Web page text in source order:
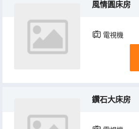
風情圓床房
電視機
鑽石大床房